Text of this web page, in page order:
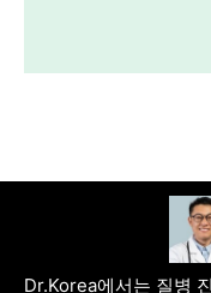
Dr.Korea에서는 질병